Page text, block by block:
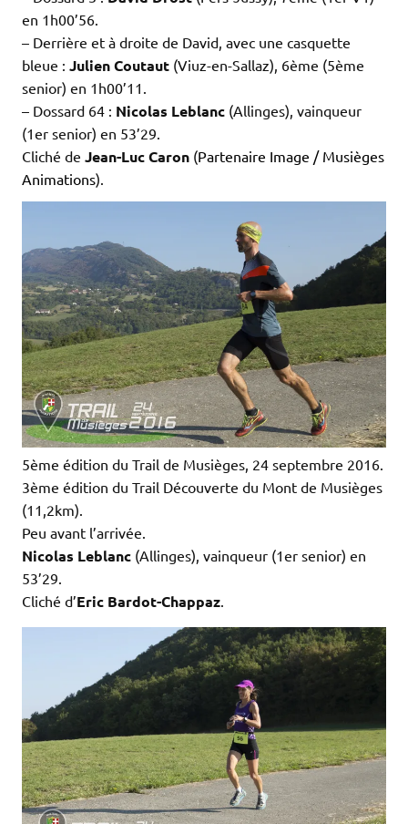
en 1h00’56.
– Derrière et à droite de David, avec une casquette
bleue : Julien Coutaut (Viuz-en-Sallaz), 6ème (5ème
senior) en 1h00’11.
– Dossard 64 : Nicolas Leblanc (Allinges), vainqueur
(1er senior) en 53’29.
Cliché de Jean-Luc Caron (Partenaire Image / Musièges
Animations).
5ème édition du Trail de Musièges, 24 septembre 2016.
3ème édition du Trail Découverte du Mont de Musièges
(11,2km).
Peu avant l’arrivée.
Nicolas Leblanc (Allinges), vainqueur (1er senior) en
53’29.
Cliché d’Eric Bardot-Chappaz.